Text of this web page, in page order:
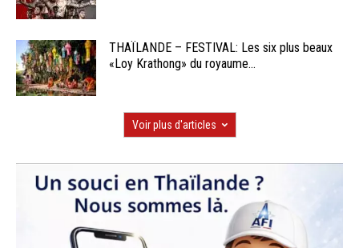
THAÏLANDE – FESTIVAL: Les six plus beaux
«Loy Krathong» du royaume...
Voir plus d'articles